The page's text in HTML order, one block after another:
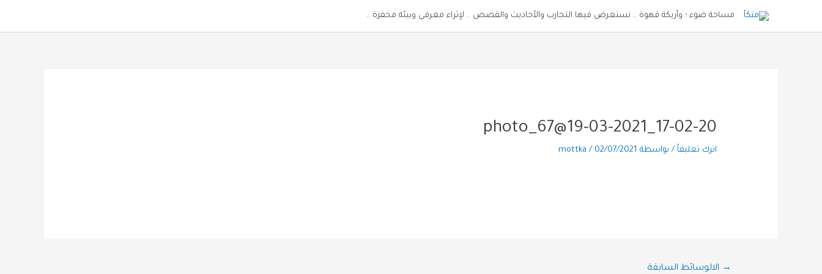
مساحة ضوء ؛ وأريكة قهوة .. نستعرض فيها التجارب والأحاديث والقصص .. لإثراء معرفي وبيئة محفزة ..
photo_67@19-03-2021_17-02-20
اترك تعليقاً / بواسطة mottka/ 02/07/2021
→ الالوسائط السابقة